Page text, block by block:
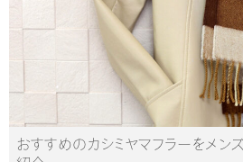
おすすめのカシミヤマフラーをメン